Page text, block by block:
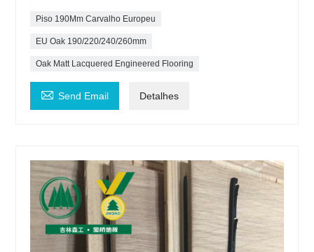
Piso 190Mm Carvalho Europeu
EU Oak 190/220/240/260mm
Oak Matt Lacquered Engineered Flooring
 Send Email Detalhes